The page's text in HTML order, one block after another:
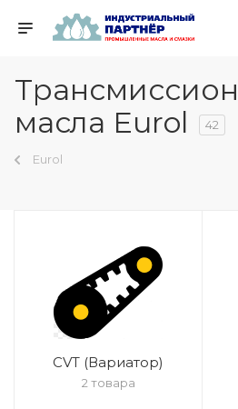
масла Eurol
42
Eurol
CVT (Вариатор)
2 товара